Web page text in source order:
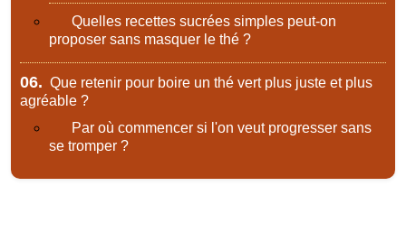
Quelles recettes sucrées simples peut-on
proposer sans masquer le thé ?
06. Que retenir pour boire un thé vert plus juste et plus
agréable ?
Par où commencer si l'on veut progresser sans
se tromper ?